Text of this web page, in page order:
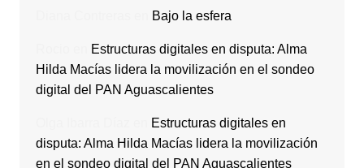
Bajo la esfera
Estructuras digitales en disputa: Alma
Hilda Macías lidera la movilización en el sondeo
digital del PAN Aguascalientes
Estructuras digitales en
disputa: Alma Hilda Macías lidera la movilización
en el sondeo digital del PAN Aguascalientes